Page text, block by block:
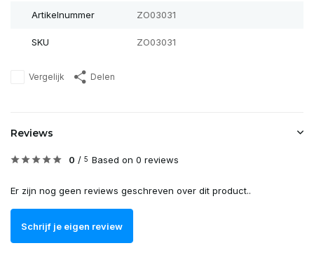
Artikelnummer ZO03031
SKU ZO03031
Vergelijk Delen
Reviews
0 / 5 Based on 0 reviews
Er zijn nog geen reviews geschreven over dit product..
Schrijf je eigen review